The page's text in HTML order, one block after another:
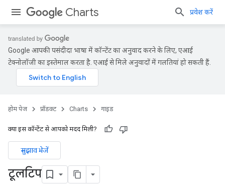
Charts प्रवेश करें
Google आपकी पसंदीदा भाषा में कॉन्टेंट का अनुवाद करने के लिए, एआई
टेक्नोलॉजी का इस्तेमाल करता है. एआई से मिले अनुवादों में गलतियां हो सकती हैं.
होम पेज प्रॉडक्ट Charts गाइड
क्या इस कॉन्टेंट से आपको मदद मिली?
सुझाव भेजें
टूलटिप